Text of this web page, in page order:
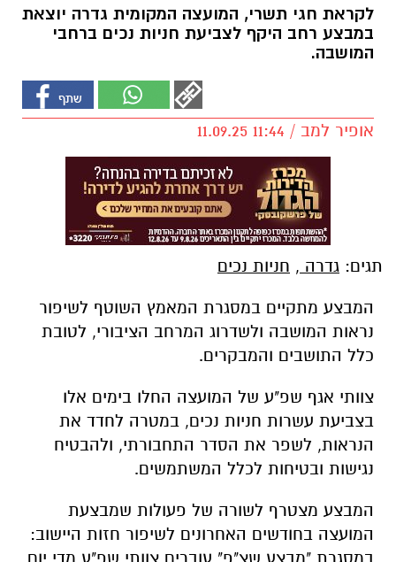
לקראת חגי תשרי, המועצה המקומית גדרה יוצאת
במבצע רחב היקף לצביעת חניות נכים ברחבי
המושבה.
אופיר למב / 11:44 11.09.25
תגים: גדרה , חניות נכים
המבצע מתקיים במסגרת המאמץ השוטף לשיפור
נראות המושבה ולשדרוג המרחב הציבורי, לטובת
כלל התושבים והמבקרים.
צוותי אגף שפ"ע של המועצה החלו בימים אלו
בצביעת עשרות חניות נכים, במטרה לחדד את
הנראות, לשפר את הסדר התחבורתי, ולהבטיח
נגישות ובטיחות לכלל המשתמשים.
המבצע מצטרף לשורה של פעולות שמבצעת
המועצה בחודשים האחרונים לשיפור חזות היישוב: